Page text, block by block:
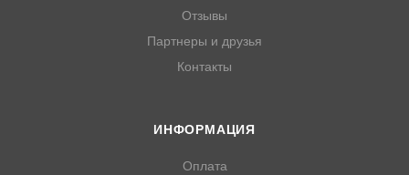
Отзывы
Партнеры и друзья
Контакты
ИНФОРМАЦИЯ
Оплата